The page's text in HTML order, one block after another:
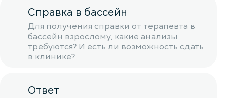
Справка в бассейн
Для получения справки от терапевта в
бассейн взрослому, какие анализы
требуются? И есть ли возможность сдать
в клинике?
Ответ